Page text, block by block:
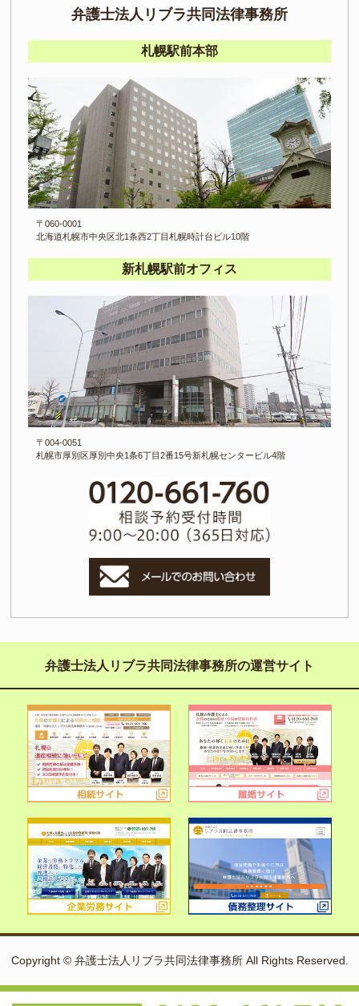
弁護士法人 リブラ共同法律事務所
札幌駅前本部
〒060-0001
北海道札幌市中央区北1条西2丁目 札幌時計台ビル10階
新札幌駅前オフィス
〒004-0051
札幌市厚別区厚別中央1条6丁目2番15号新札幌センタービル4階
弁護士法人リブラ共同法律事務所の運営サイト
Copyright © 弁護士法人リブラ共同法律事務所 All Rights Reserved.